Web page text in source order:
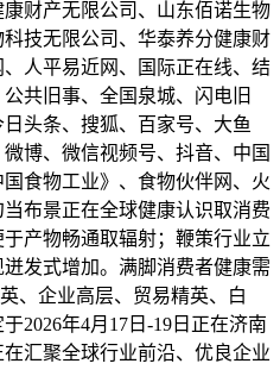
财产无限公司、山东佰诺生物
技无限公司、华泰养分健康财
人平易近网、国际正在线、结
共旧事、全国泉城、闪电旧
头条、搜狐、百家号、大鱼
博、微信视频号、抖音、中国
食物工业》、食物伙伴网、火
布景正在全球健康认识取消费
产物畅通取辐射；鞭策行业立
发式增加。满脚消费者健康需
、企业高层、贸易精英、白
2026年4月17日-19日正在济南
汇聚全球行业前沿、优良企业